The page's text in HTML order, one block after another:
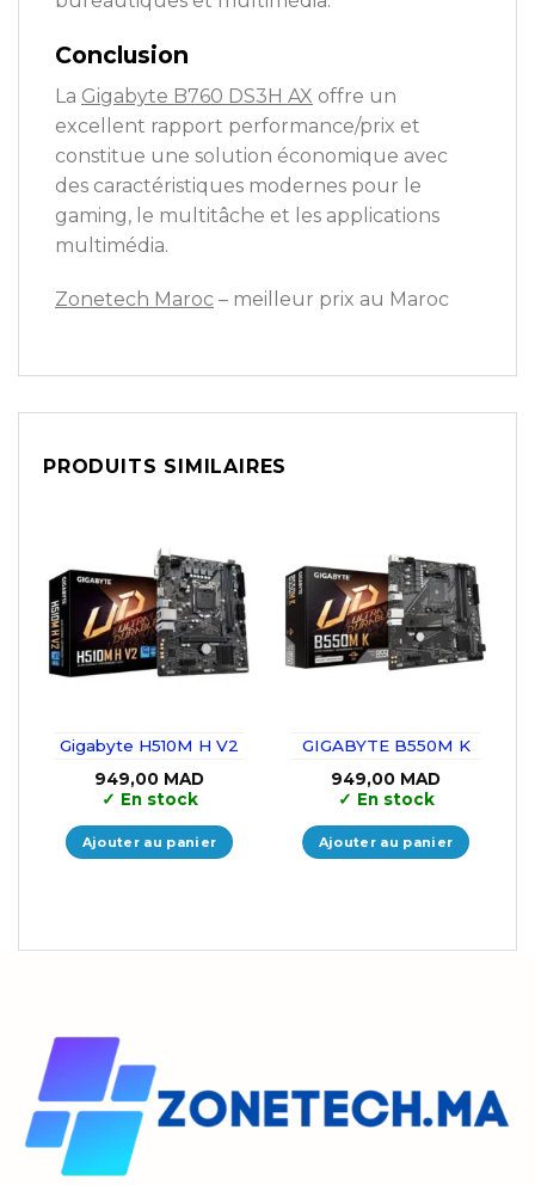
Conclusion
La Gigabyte B760 DS3H AX offre un
excellent rapport performance/prix et
constitue une solution économique avec
des caractéristiques modernes pour le
gaming, le multitâche et les applications
multimédia.
Zonetech Maroc – meilleur prix au Maroc
PRODUITS SIMILAIRES
Gigabyte H510M H V2
949,00 MAD
✓ En stock
Ajouter au panier
GIGABYTE B550M K
949,00 MAD
✓ En stock
Ajouter au panier